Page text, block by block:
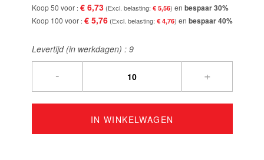
Koop 50 voor € 6,73 € 5,56 en bespaar30%
Koop 100 voor € 5,76 € 4,76 en bespaar40%
Levertijd (in werkdagen) : 9
- +
IN WINKELWAGEN